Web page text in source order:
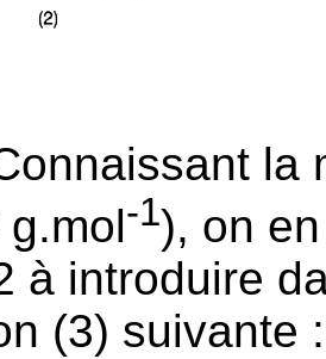
la
-1), on
à introduire
(3) suivante :